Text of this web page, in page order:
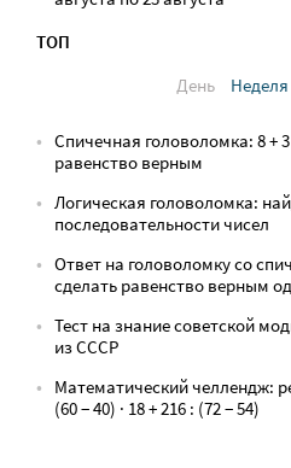
ТОП
День
Неделя
Спичечная головоломка: 8 +
равенство верным
Логическая головоломка:
последовательности чисел
Ответ на головоломку со
сделать равенство верным
Тест на знание советской
из СССР
Математический челлендж:
(60 − 40) · 18 + 216 : (72 − 54)